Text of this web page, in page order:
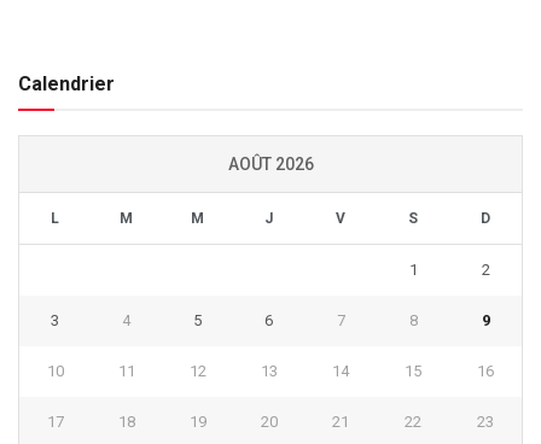
Calendrier
AOÛT 2026
L M M J V S D
1 2
3 4 5 6 7 8 9
10 11 12 13 14 15 16
17 18 19 20 21 22 23